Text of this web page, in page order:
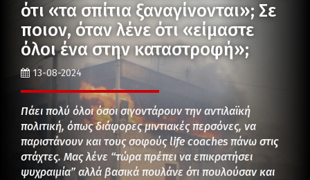
ότι «τα σπίτια ξαναγίνονται»; Σε
ποιον, όταν λένε ότι «είμαστε
όλοι ένα στην καταστροφή»;
13-08-2024
Πάει πολύ όλοι όσοι σιγοντάρουν την αντιλαϊκή
πολιτική, όπως διάφορες μιντιακές περσόνες, να
παριστάνουν και τους σοφούς life coaches πάνω στις
στάχτες. Μας λένε “τώρα πρέπει να επικρατήσει
ψυχραιμία” αλλά βασικά πουλάνε ότι πουλούσαν και